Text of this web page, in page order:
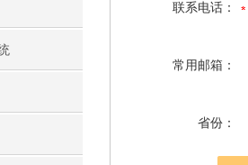
联系电话：
常用邮箱：
省份：